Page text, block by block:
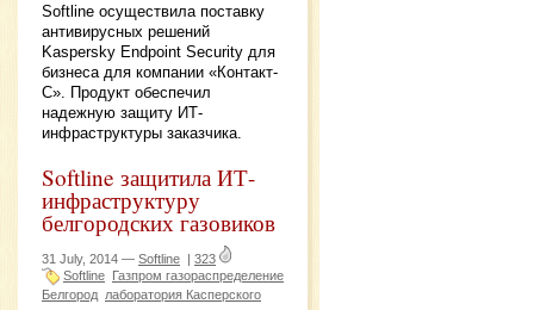
Softline осуществила поставку
антивирусных решений
Kaspersky Endpoint Security для
бизнеса для компании «Контакт-
С». Продукт обеспечил
надежную защиту ИТ-
инфраструктуры заказчика.
Softline защитила ИТ-
инфраструктуру
белгородских газовиков
31 July, 2014 — Softline | 323
Softline Газпром газораспределение
Белгород лаборатория Касперского